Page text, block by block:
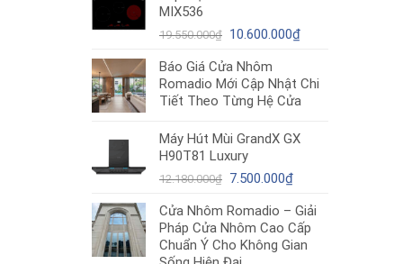
5.200.000₫.
MIX536
19.550.000₫ Giá
là:
19.550.000₫.
10.600.000₫Giá
là:
10.600.000₫.
Báo Giá Cửa Nhôm
Romadio Mới Cập Nhật Chi
Tiết Theo Từng Hệ Cửa
Máy Hút Mùi GrandX GX
H90T81 Luxury
12.180.000₫ Giá
là:
12.180.000₫.
7.500.000₫Giá
tại
là:
7.500.000₫.
Cửa Nhôm Romadio – Giải
Pháp Cửa Nhôm Cao Cấp
Chuẩn Ý Cho Không Gian